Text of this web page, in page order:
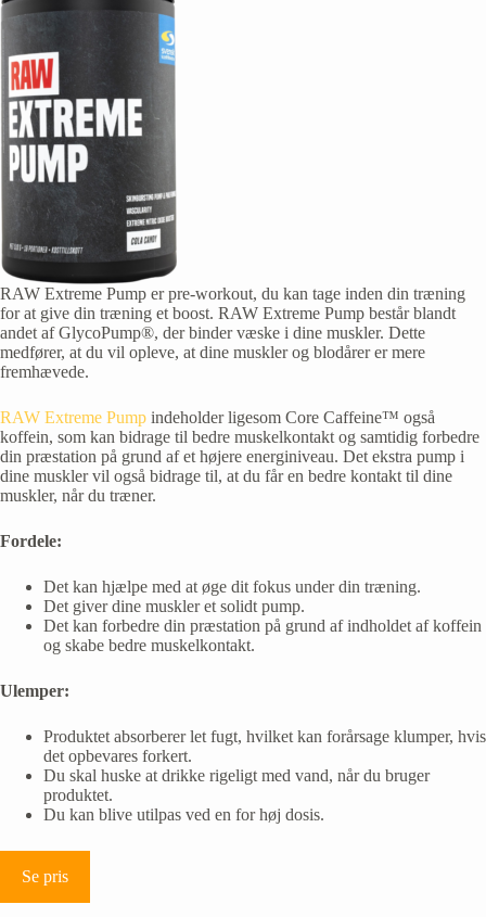
RAW Extreme Pump er pre-workout, du kan tage inden din træning
for at give din træning et boost. RAW Extreme Pump består blandt
andet af GlycoPump®, der binder væske i dine muskler. Dette
medfører, at du vil opleve, at dine muskler og blodårer er mere
fremhævede.
RAW Extreme Pump indeholder ligesom Core Caffeine™ også
koffein, som kan bidrage til bedre muskelkontakt og samtidig forbedre
din præstation på grund af et højere energiniveau. Det ekstra pump i
dine muskler vil også bidrage til, at du får en bedre kontakt til dine
muskler, når du træner.
Fordele:
Det kan hjælpe med at øge dit fokus under din træning.
Det giver dine muskler et solidt pump.
Det kan forbedre din præstation på grund af indholdet af koffein
og skabe bedre muskelkontakt.
Ulemper:
Produktet absorberer let fugt, hvilket kan forårsage klumper, hvis
det opbevares forkert.
Du skal huske at drikke rigeligt med vand, når du bruger
produktet.
Du kan blive utilpas ved en for høj dosis.
Se pris